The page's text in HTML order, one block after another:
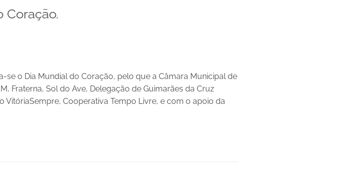
Coração.
o Dia Mundial do Coração, pelo que a Câmara Municipal de
Fraterna, Sol do Ave, Delegação de Guimarães da Cruz
VitóriaSempre, Cooperativa Tempo Livre, e com o apoio da